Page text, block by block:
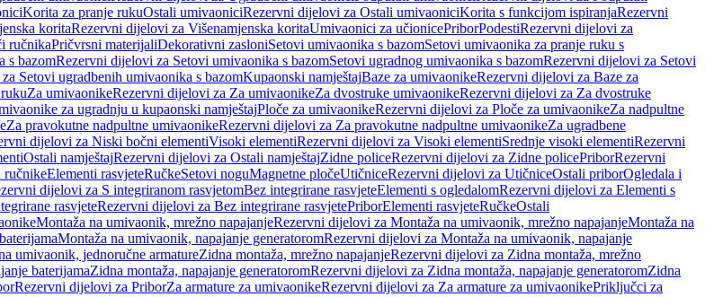
Korita za pranje rukuOstali umivaoniciRezervni dijelovi za Ostali umivaoniciKorita s funkcijom ispiranjaRezervni
koritaRezervni dijelovi za Višenamjenska koritaUmivaonici za učionicePriborPodestiRezervni dijelovi za
ručnikaPričvrsni materijaliDekorativni zasloniSetovi umivaonika s bazomSetovi umivaonika za pranje ruku s
s bazomRezervni dijelovi za Setovi umivaonika s bazomSetovi ugradnog umivaonika s bazomRezervni dijelovi za Setovi
Setovi ugradbenih umivaonika s bazomKupaonski namještajBaze za umivaonikeRezervni dijelovi za Baze za
Za umivaonikeRezervni dijelovi za Za umivaonikeZa dvostruke umivaonikeRezervni dijelovi za Za dvostruke
za ugradnju u kupaonski namještajPloče za umivaonikeRezervni dijelovi za Ploče za umivaonikeZa nadpultne
Za pravokutne nadpultne umivaonikeRezervni dijelovi za Za pravokutne nadpultne umivaonikeZa ugradbene
dijelovi za Niski bočni elementiVisoki elementiRezervni dijelovi za Visoki elementiSrednje visoki elementiRezervni
Ostali namještajRezervni dijelovi za Ostali namještajZidne policeRezervni dijelovi za Zidne policePriborRezervni
ručnikeElementi rasvjeteRučkeSetovi noguMagnetne pločeUtičniceRezervni dijelovi za UtičniceOstali priborOgledala i
dijelovi za S integriranom rasvjetomBez integrirane rasvjeteElementi s ogledalomRezervni dijelovi za Elementi s
rasvjeteRezervni dijelovi za Bez integrirane rasvjetePriborElementi rasvjeteRučkeOstali
Montaža na umivaonik, mrežno napajanjeRezervni dijelovi za Montaža na umivaonik, mrežno napajanjeMontaža na
Montaža na umivaonik, napajanje generatoromRezervni dijelovi za Montaža na umivaonik, napajanje
umivaonik, jednoručne armatureZidna montaža, mrežno napajanjeRezervni dijelovi za Zidna montaža, mrežno
baterijamaZidna montaža, napajanje generatoromRezervni dijelovi za Zidna montaža, napajanje generatoromZidna
Rezervni dijelovi za PriborZa armature za umivaonikeRezervni dijelovi za Za armature za umivaonikePriključci za